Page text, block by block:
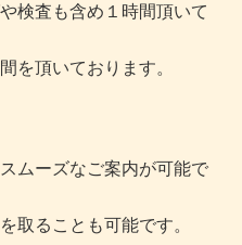
検査も含め１時間頂いて
を頂いております。
ムーズなご案内が可能で
取ることも可能です。